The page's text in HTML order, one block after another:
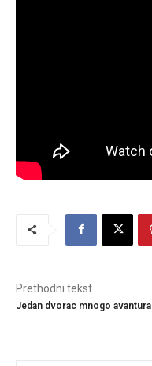
Prethodni tekst
Jedan dvorac mnogo avantura